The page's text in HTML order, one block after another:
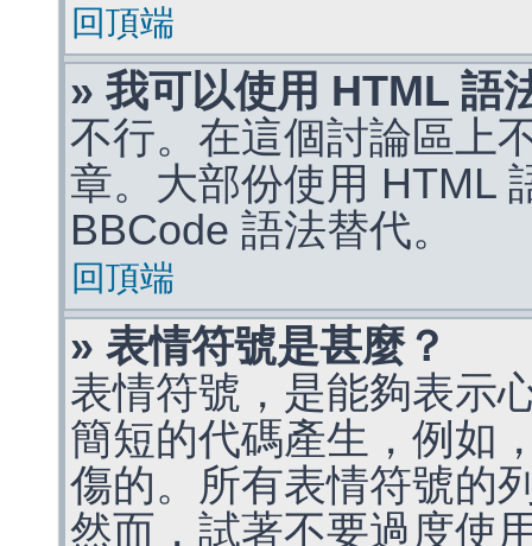
回頂端
» 我可以使用 HTML 語
不行。在這個討論區上
章。大部份使用 HTML
BBCode 語法替代。
回頂端
» 表情符號是甚麼？
表情符號，是能夠表示
簡短的代碼產生，例如
傷的。所有表情符號的
然而，試著不要過度使